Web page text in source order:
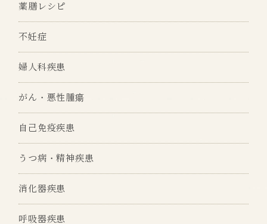
薬膳レシピ
不妊症
婦人科疾患
がん・悪性腫瘍
自己免疫疾患
うつ病・精神疾患
消化器疾患
呼吸器疾患